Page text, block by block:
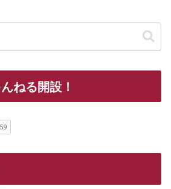
ねる開設！